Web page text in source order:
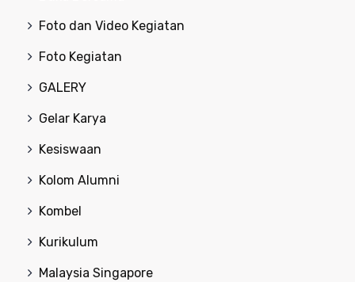
Foto dan Video Kegiatan
Foto Kegiatan
GALERY
Gelar Karya
Kesiswaan
Kolom Alumni
Kombel
Kurikulum
Malaysia Singapore